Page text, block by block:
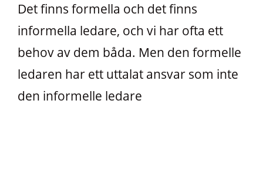
Det finns formella och det finns
informella ledare, och vi har ofta ett
behov av dem båda. Men den formelle
ledaren har ett uttalat ansvar som inte
den informelle ledare